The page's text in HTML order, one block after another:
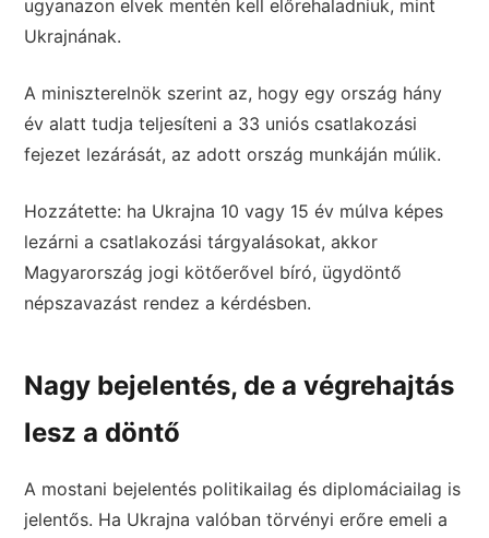
ugyanazon elvek mentén kell előrehaladniuk, mint
Ukrajnának.
A miniszterelnök szerint az, hogy egy ország hány
év alatt tudja teljesíteni a 33 uniós csatlakozási
fejezet lezárását, az adott ország munkáján múlik.
Hozzátette: ha Ukrajna 10 vagy 15 év múlva képes
lezárni a csatlakozási tárgyalásokat, akkor
Magyarország jogi kötőerővel bíró, ügydöntő
népszavazást rendez a kérdésben.
Nagy bejelentés, de a végrehajtás
lesz a döntő
A mostani bejelentés politikailag és diplomáciailag is
jelentős. Ha Ukrajna valóban törvényi erőre emeli a